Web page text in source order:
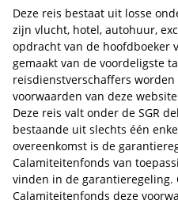
Deze reis bestaat uit losse
zijn vlucht, hotel, autohuur,
opdracht van de hoofdboeker
gemaakt van de voordeligste
reisdienstverschaffers
voorwaarden van deze
Deze reis valt onder de SGR
bestaande uit slechts één
overeenkomst is de
Calamiteitenfonds van
vinden in de garantieregeling.
Calamiteitenfonds deze